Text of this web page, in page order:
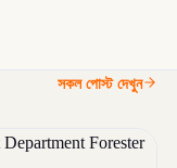
সকল পোস্ট দেখুন